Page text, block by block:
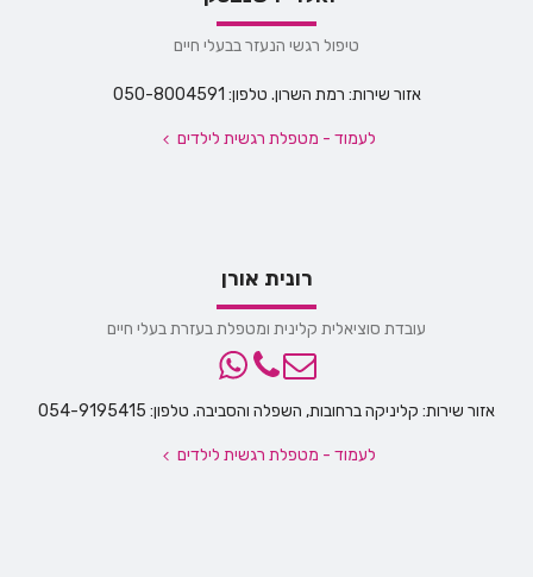
טיפול רגשי הנעזר בבעלי חיים
אזור שירות: רמת השרון. טלפון: 050-8004591
לעמוד - מטפלת רגשית לילדים
רונית אורן
עובדת סוציאלית קלינית ומטפלת בעזרת בעלי חיים
אזור שירות: קליניקה ברחובות, השפלה והסביבה. טלפון: 054-9195415
לעמוד - מטפלת רגשית לילדים